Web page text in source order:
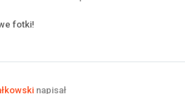
fotki!
napisał